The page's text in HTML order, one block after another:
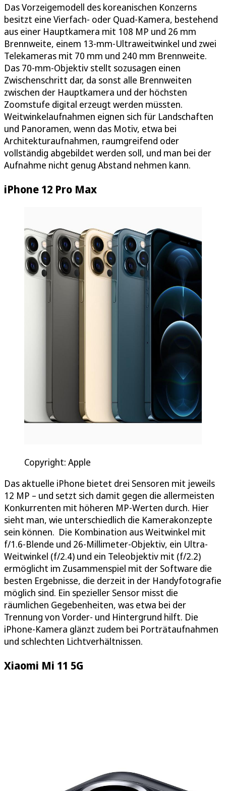
Das Vorzeigemodell des koreanischen Konzerns
besitzt eine Vierfach- oder Quad-Kamera, bestehend
aus einer Hauptkamera mit 108 MP und 26 mm
Brennweite, einem 13-mm-Ultraweitwinkel und zwei
Telekameras mit 70 mm und 240 mm Brennweite.
Das 70-mm-Objektiv stellt sozusagen einen
Zwischenschritt dar, da sonst alle Brennweiten
zwischen der Hauptkamera und der höchsten
Zoomstufe digital erzeugt werden müssten.
Weitwinkelaufnahmen eignen sich für Landschaften
und Panoramen, wenn das Motiv, etwa bei
Architekturaufnahmen, raumgreifend oder
vollständig abgebildet werden soll, und man bei der
Aufnahme nicht genug Abstand nehmen kann.
iPhone 12 Pro Max
Copyright: Apple
Das aktuelle iPhone bietet drei Sensoren mit jeweils
12 MP – und setzt sich damit gegen die allermeisten
Konkurrenten mit höheren MP-Werten durch. Hier
sieht man, wie unterschiedlich die Kamerakonzepte
sein können. Die Kombination aus Weitwinkel mit
f/1.6-Blende und 26-Millimeter-Objektiv, ein Ultra-
Weitwinkel (f/2.4) und ein Teleobjektiv mit (f/2.2)
ermöglicht im Zusammenspiel mit der Software die
besten Ergebnisse, die derzeit in der Handyfotografie
möglich sind. Ein spezieller Sensor misst die
räumlichen Gegebenheiten, was etwa bei der
Trennung von Vorder- und Hintergrund hilft. Die
iPhone-Kamera glänzt zudem bei Porträtaufnahmen
und schlechten Lichtverhältnissen.
Xiaomi Mi 11 5G